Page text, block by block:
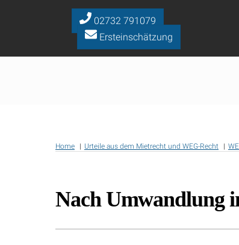
02732 791079
Ersteinschätzung
Home Urteile aus dem Mietrecht und WEG-Recht
Nach Umwandlung